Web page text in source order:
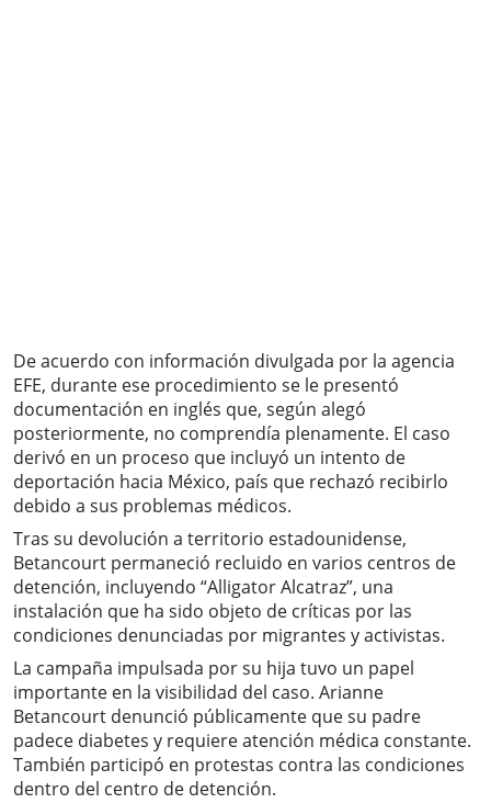
De acuerdo con información divulgada por la agencia
EFE, durante ese procedimiento se le presentó
documentación en inglés que, según alegó
posteriormente, no comprendía plenamente. El caso
derivó en un proceso que incluyó un intento de
deportación hacia México, país que rechazó recibirlo
debido a sus problemas médicos.
Tras su devolución a territorio estadounidense,
Betancourt permaneció recluido en varios centros de
detención, incluyendo “Alligator Alcatraz”, una
instalación que ha sido objeto de críticas por las
condiciones denunciadas por migrantes y activistas.
La campaña impulsada por su hija tuvo un papel
importante en la visibilidad del caso. Arianne
Betancourt denunció públicamente que su padre
padece diabetes y requiere atención médica constante.
También participó en protestas contra las condiciones
dentro del centro de detención.